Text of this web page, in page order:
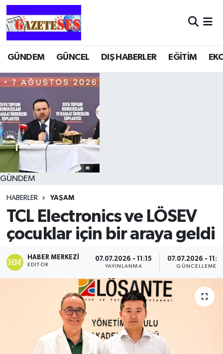
GÜNDEM GÜNCEL DIŞ HABERLER EĞİTİM
GÜNDEM
HABERLER YAŞAM
TCL Electronics ve LÖSEV
çocuklar için bir araya geldi
HABER MERKEZI
EDITÖR
07.07.2026 - 11:15
YAYINLANMA
07.07.2026 -
GÜNCELLEME